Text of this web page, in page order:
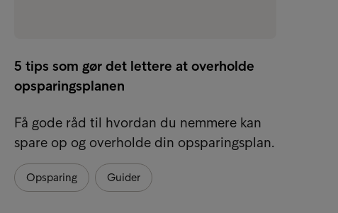
5 tips som gør det lettere at overholde
opsparingsplanen
Få gode råd til hvordan du nemmere kan
spare op og overholde din opsparingsplan.
Opsparing Guider